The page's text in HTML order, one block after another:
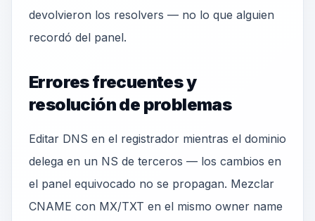
devolvieron los resolvers — no lo que alguien
recordó del panel.
Errores frecuentes y
resolución de problemas
Editar DNS en el registrador mientras el dominio
delega en un NS de terceros — los cambios en
el panel equivocado no se propagan. Mezclar
CNAME con MX/TXT en el mismo owner name